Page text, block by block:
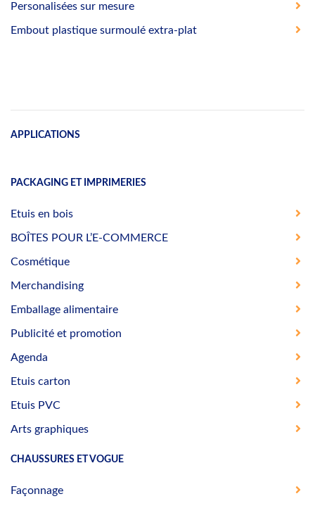
Personalisées sur mesure
Embout plastique surmoulé extra-plat
APPLICATIONS
PACKAGING ET IMPRIMERIES
Etuis en bois
BOÎTES POUR L’E-COMMERCE
Cosmétique
Merchandising
Emballage alimentaire
Publicité et promotion
Agenda
Etuis carton
Etuis PVC
Arts graphiques
CHAUSSURES ET VOGUE
Façonnage